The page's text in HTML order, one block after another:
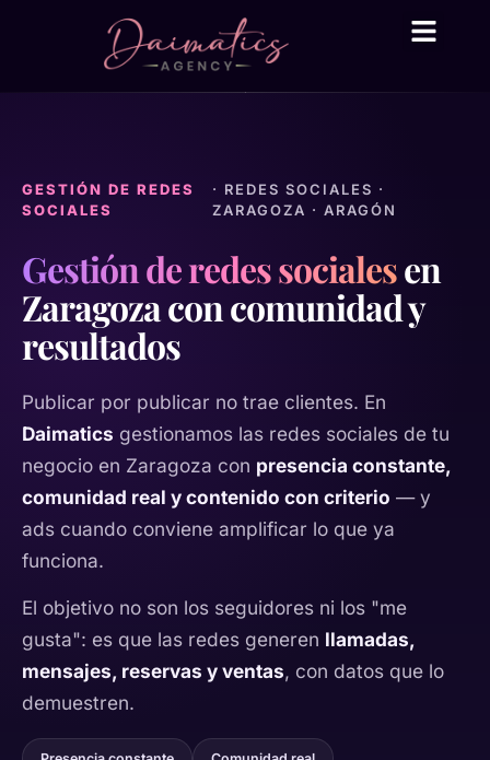
GESTIÓN DE REDES
SOCIALES
· REDES SOCIALES ·
ZARAGOZA · ARAGÓN
Gestión de redes socialesen
Zaragoza con comunidad y
resultados
Publicar por publicar no trae clientes. En
Daimatics gestionamos las redes sociales de tu
negocio en Zaragoza con presencia constante,
comunidad real y contenido con criterio — y
ads cuando conviene amplificar lo que ya
funciona.
El objetivo no son los seguidores ni los "me
gusta": es que las redes generen llamadas,
mensajes, reservas y ventas, con datos que lo
demuestren.
Daima Business AI
● En línea